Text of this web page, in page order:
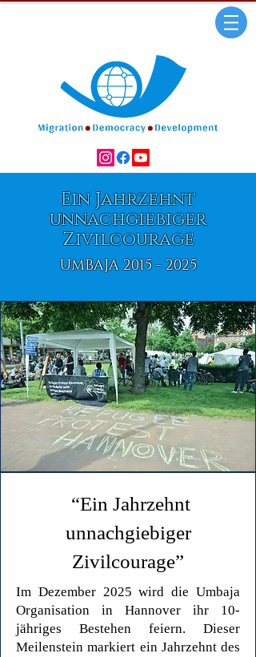
Ein Jahrzehnt
unnachgiebiger
Zivilcourage
UMBAJA 2015 - 2025
“Ein Jahrzehnt
unnachgiebiger
Zivilcourage”
Im Dezember 2025 wird die Umbaja
Organisation in Hannover ihr 10-
jähriges Bestehen feiern. Dieser
Meilenstein markiert ein Jahrzehnt des